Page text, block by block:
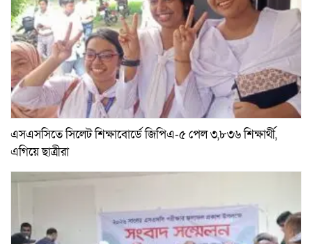
এসএসসিতে সিলেট শিক্ষাবোর্ডে জিপিএ-৫ পেল ৩,৮৩৬ শিক্ষার্থী,
এগিয়ে ছাত্রীরা